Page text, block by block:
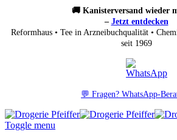
🚚 Kanisterversand wieder
– Jetzt entdecken
Reformhaus • Tee in Arzneibuchqualität •
seit 1969
💬 Fragen? WhatsApp-
Toggle menu